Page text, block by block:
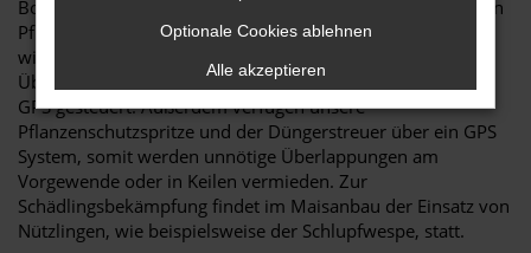
Bodenbearbeitung, bedarfsgerechte Düngung und gezielten
Pflanzenschutz. Unserem Credo zufolge erfolgt dies so viel
wie nötig, aber so wenig wie möglich. Zur Vermeidung von
Überlappungen wird unser Schlepper bei der Aussaat über
GPS gesteuert. Außerdem verfügen unsere
Pflanzenschutzspritze und der Düngerstreuer über ein GPS
System, somit werden unnötige Überlappungen am
Vorgewende oder in Keilen vermieden. Zur
Schädlingsbekämpfung findet im Maisanbau der Einsatz von
Nützlingen, wie beispielsweise der Schlupfwespe, statt.
Optionale Cookies ablehnen
Alle akzeptieren